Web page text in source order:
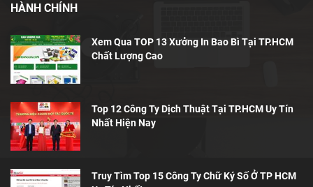
HÀNH CHÍNH
Xem Qua TOP 13 Xưởng In Bao Bì Tại TP.HCM
Chất Lượng Cao
Top 12 Công Ty Dịch Thuật Tại TP.HCM Uy Tín
Nhất Hiện Nay
Truy Tìm Top 15 Công Ty Chữ Ký Số Ở TP HCM